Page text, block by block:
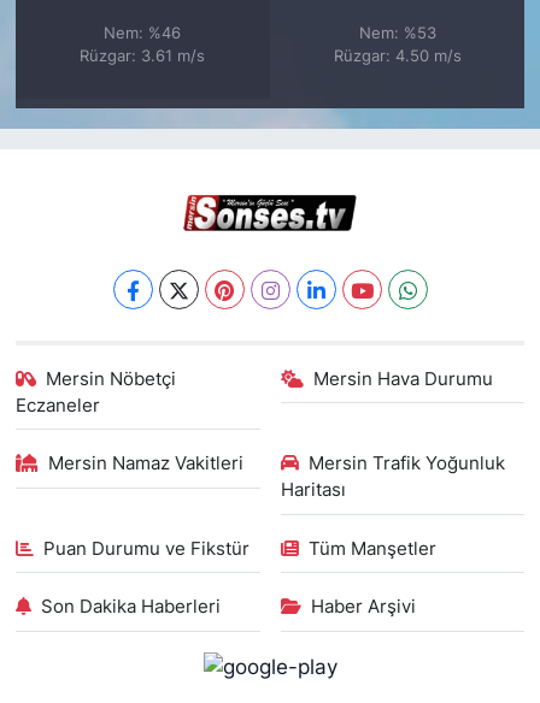
Nem: %46
Rüzgar: 3.61 m/s
Nem: %53
Rüzgar: 4.50 m/s
Mersin Nöbetçi
Eczaneler
Mersin Hava Durumu
Mersin Namaz Vakitleri
Mersin Trafik Yoğunluk
Haritası
Puan Durumu ve Fikstür Tüm Manşetler
Son Dakika Haberleri Haber Arşivi